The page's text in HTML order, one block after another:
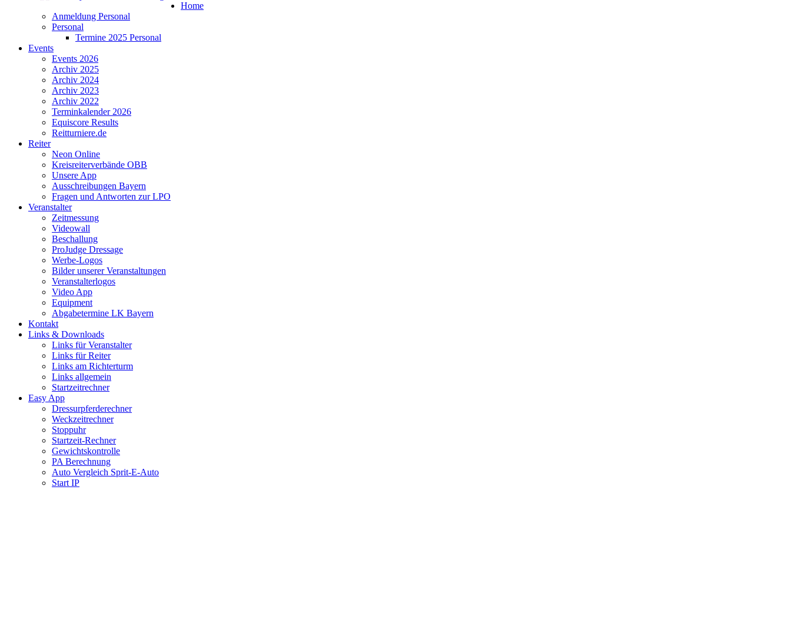
Home
Anmeldung Personal
Personal
Termine 2025 Personal
Events
Events 2026
Archiv 2025
Archiv 2024
Archiv 2023
Archiv 2022
Terminkalender 2026
Equiscore Results
Reitturniere.de
Reiter
Neon Online
Kreisreiterverbände OBB
Unsere App
Ausschreibungen Bayern
Fragen und Antworten zur LPO
Veranstalter
Zeitmessung
Videowall
Beschallung
ProJudge Dressage
Werbe-Logos
Bilder unserer Veranstaltungen
Veranstalterlogos
Video App
Equipment
Abgabetermine LK Bayern
Kontakt
Links & Downloads
Links für Veranstalter
Links für Reiter
Links am Richterturm
Links allgemein
Startzeitrechner
Easy App
Dressurpferderechner
Weckzeitrechner
Stoppuhr
Startzeit-Rechner
Gewichtskontrolle
PA Berechnung
Auto Vergleich Sprit-E-Auto
Start IP